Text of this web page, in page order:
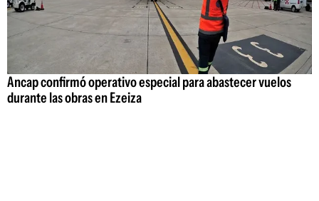
Ancap confirmó operativo especial para abastecer vuelos
durante las obras en Ezeiza